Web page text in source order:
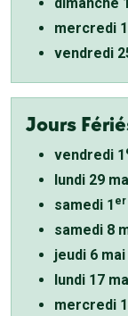
mercredi
vendredi
Jours
vendredi 1
lundi 29
samedi 1 er
samedi 8
jeudi 6
lundi 17
mercredi